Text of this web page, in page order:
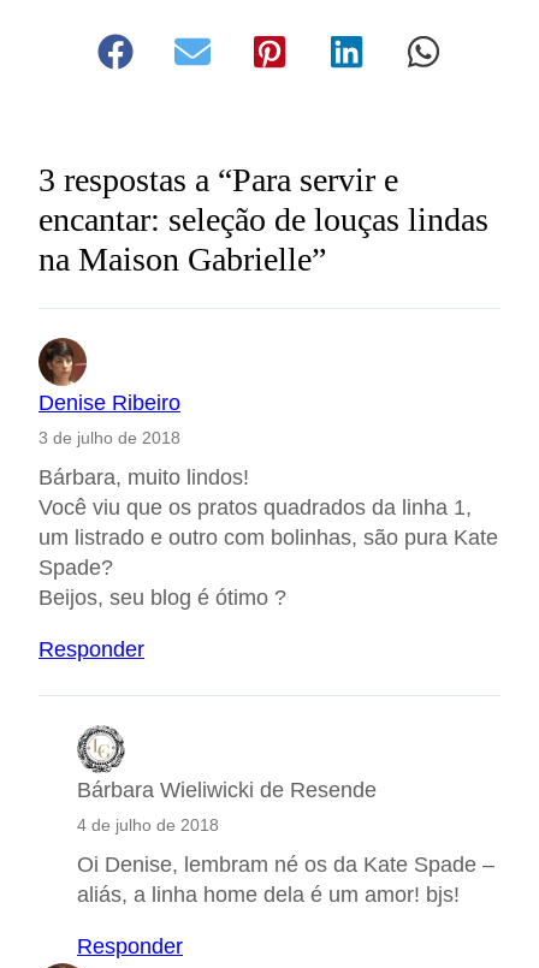
3 respostas a “Para servir e
encantar: seleção de louças lindas
na Maison Gabrielle”
Denise Ribeiro
3 de julho de 2018
Bárbara, muito lindos!
Você viu que os pratos quadrados da linha 1,
um listrado e outro com bolinhas, são pura Kate
Spade?
Beijos, seu blog é ótimo ?
Responder
Bárbara Wieliwicki de Resende
4 de julho de 2018
Oi Denise, lembram né os da Kate Spade –
aliás, a linha home dela é um amor! bjs!
Responder